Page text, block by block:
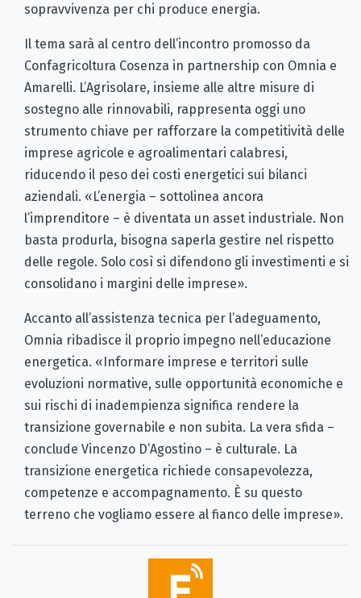
sopravvivenza per chi produce energia.
Il tema sarà al centro dell’incontro promosso da
Confagricoltura Cosenza in partnership con Omnia e
Amarelli. L’Agrisolare, insieme alle altre misure di
sostegno alle rinnovabili, rappresenta oggi uno
strumento chiave per rafforzare la competitività delle
imprese agricole e agroalimentari calabresi,
riducendo il peso dei costi energetici sui bilanci
aziendali. «L’energia – sottolinea ancora
l’imprenditore – è diventata un asset industriale. Non
basta produrla, bisogna saperla gestire nel rispetto
delle regole. Solo così si difendono gli investimenti e si
consolidano i margini delle imprese».
Accanto all’assistenza tecnica per l’adeguamento,
Omnia ribadisce il proprio impegno nell’educazione
energetica. «Informare imprese e territori sulle
evoluzioni normative, sulle opportunità economiche e
sui rischi di inadempienza significa rendere la
transizione governabile e non subita. La vera sfida –
conclude Vincenzo D’Agostino – è culturale. La
transizione energetica richiede consapevolezza,
competenze e accompagnamento. È su questo
terreno che vogliamo essere al fianco delle imprese».